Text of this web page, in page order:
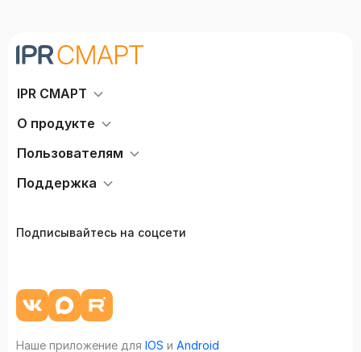
IPR СМАРТ
О продукте
Пользователям
Поддержка
Подписывайтесь на соцсети
Наше приложение для IOS и Android